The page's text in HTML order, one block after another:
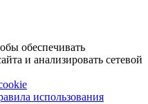
обеспечивать
и анализировать сетевой
использования